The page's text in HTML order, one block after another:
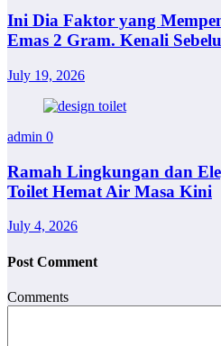
Ini Dia Faktor yang
Emas 2 Gram. Kenali
July 19, 2026
admin 0
Ramah Lingkungan dan
Toilet Hemat Air Masa Kini
July 4, 2026
Post Comment
Comments